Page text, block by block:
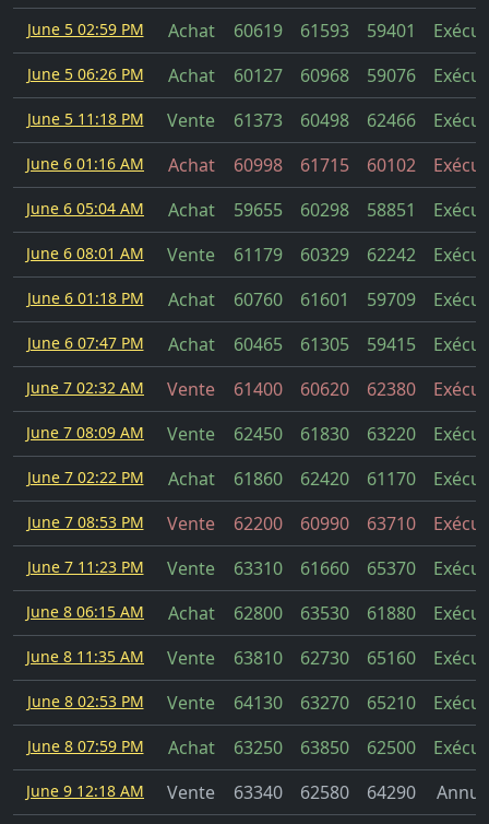
June 5 02:59 PM Achat 60619 61593 59401
June 5 06:26 PM Achat 60127 60968 59076
June 5 11:18 PM Vente 61373 60498 62466
June 6 01:16 AM Achat 60998 61715 60102
June 6 05:04 AM Achat 59655 60298 58851
June 6 08:01 AM Vente 61179 60329 62242
June 6 01:18 PM Achat 60760 61601 59709
June 6 07:47 PM Achat 60465 61305 59415
June 7 02:32 AM Vente 61400 60620 62380
June 7 08:09 AM Vente 62450 61830 63220
June 7 02:22 PM Achat 61860 62420 61170
June 7 08:53 PM Vente 62200 60990 63710
June 7 11:23 PM Vente 63310 61660 65370
June 8 06:15 AM Achat 62800 63530 61880
June 8 11:35 AM Vente 63810 62730 65160
June 8 02:53 PM Vente 64130 63270 65210
June 8 07:59 PM Achat 63250 63850 62500
June 9 12:18 AM Vente 63340 62580 64290